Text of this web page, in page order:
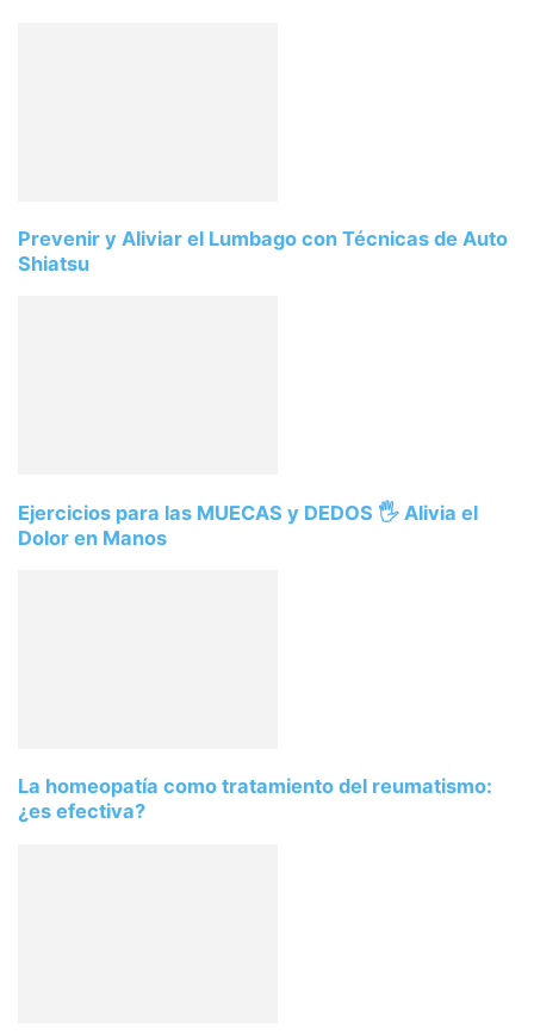
Prevenir y Aliviar el Lumbago con Técnicas de Auto
Shiatsu
Ejercicios para las MUECAS y DEDOS 🖐️ Alivia el
Dolor en Manos
La homeopatía como tratamiento del reumatismo:
¿es efectiva?